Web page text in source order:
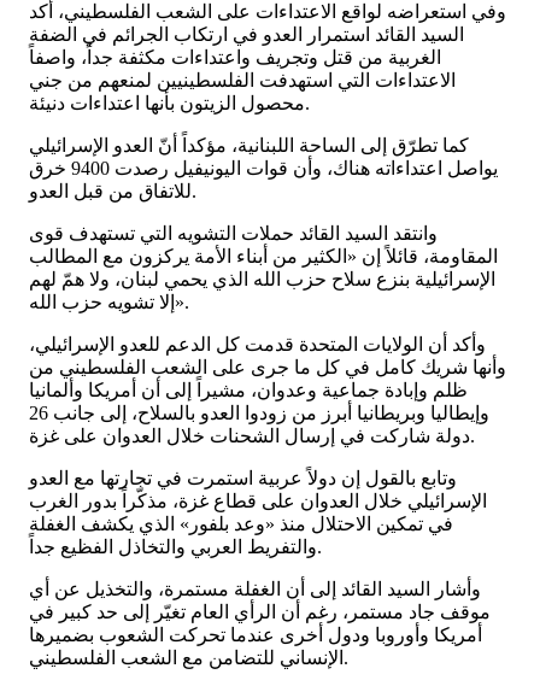
وفي استعراضه لواقع الاعتداءات على الشعب الفلسطيني، أكد
السيد القائد استمرار العدو في ارتكاب الجرائم في الضفة
الغربية من قتل وتجريف واعتداءات مكثفة جداً، واصفاً
الاعتداءات التي استهدفت الفلسطينيين لمنعهم من جني
محصول الزيتون بأنها اعتداءات دنيئة.
كما تطرّق إلى الساحة اللبنانية، مؤكداً أنّ العدو الإسرائيلي
يواصل اعتداءاته هناك، وأن قوات اليونيفيل رصدت 9400 خرق
للاتفاق من قبل العدو.
وانتقد السيد القائد حملات التشويه التي تستهدف قوى
المقاومة، قائلاً إن «الكثير من أبناء الأمة يركزون مع المطالب
الإسرائيلية بنزع سلاح حزب الله الذي يحمي لبنان، ولا همّ لهم
إلا تشويه حزب الله».
وأكد أن الولايات المتحدة قدمت كل الدعم للعدو الإسرائيلي،
وأنها شريك كامل في كل ما جرى على الشعب الفلسطيني من
ظلم وإبادة جماعية وعدوان، مشيراً إلى أن أمريكا وألمانيا
وإيطاليا وبريطانيا أبرز من زودوا العدو بالسلاح، إلى جانب 26
دولة شاركت في إرسال الشحنات خلال العدوان على غزة.
وتابع بالقول إن دولاً عربية استمرت في تجارتها مع العدو
الإسرائيلي خلال العدوان على قطاع غزة، مذكّراً بدور الغرب
في تمكين الاحتلال منذ «وعد بلفور» الذي يكشف الغفلة
والتفريط العربي والتخاذل الفظيع جداً.
وأشار السيد القائد إلى أن الغفلة مستمرة، والتخذيل عن أي
موقف جاد مستمر، رغم أن الرأي العام تغيّر إلى حد كبير في
أمريكا وأوروبا ودول أخرى عندما تحركت الشعوب بضميرها
الإنساني للتضامن مع الشعب الفلسطيني.